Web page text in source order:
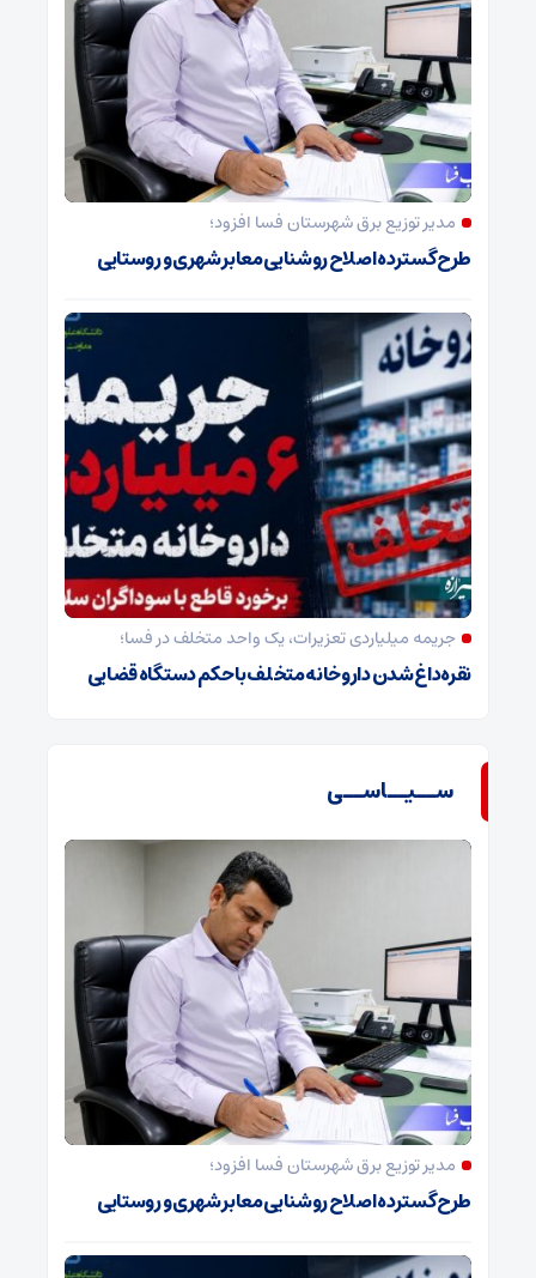
مدیر توزیع برق شهرستان فسا افزود؛
طرح گسترده اصلاح روشنایی معابر شهری و روستایی
جریمه میلیاردی تعزیرات، یک واحد متخلف در فسا؛
نقره‌داغ شدن داروخانه متخلف با حکم دستگاه قضایی
ســیــاســی
مدیر توزیع برق شهرستان فسا افزود؛
طرح گسترده اصلاح روشنایی معابر شهری و روستایی